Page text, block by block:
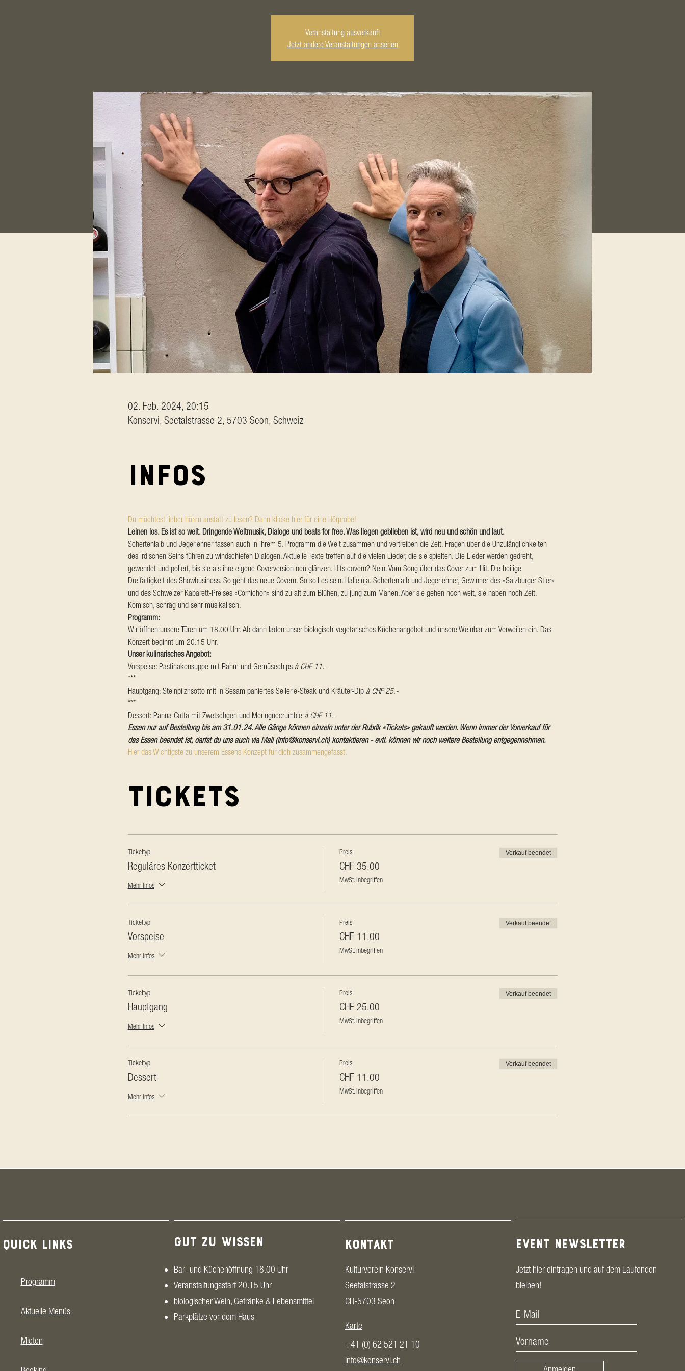
Veranstaltung ausverkauft
Jetzt andere Veranstaltungen ansehen
02. Feb. 2024, 20:15
Konservi, Seetalstrasse 2, 5703 Seon, Schweiz
Infos
Du möchtest lieber hören anstatt zu lesen? Dann klicke hier für eine Hörprobe!
Leinen los. Es ist so weit. Dringende Weltmusik, Dialoge und beats for free. Was liegen geblieben ist, wird neu und schön und laut.
Schertenlaib und Jegerlehner fassen auch in ihrem 5. Programm die Welt zusammen und vertreiben die Zeit. Fragen über die Unzulänglichkeiten
des irdischen Seins führen zu windschiefen Dialogen. Aktuelle Texte treffen auf die vielen Lieder, die sie spielten. Die Lieder werden gedreht,
gewendet und poliert, bis sie als ihre eigene Coverversion neu glänzen. Hits covern? Nein. Vom Song über das Cover zum Hit. Die heilige
Dreifaltigkeit des Showbusiness. So geht das neue Covern. So soll es sein. Halleluja. Schertenlaib und Jegerlehner, Gewinner des «Salzburger Stier»
und des Schweizer Kabarett-Preises «Cornichon» sind zu alt zum Blühen, zu jung zum Mähen. Aber sie gehen noch weit, sie haben noch Zeit.
Komisch, schräg und sehr musikalisch.
Programm:
Wir öffnen unsere Türen um 18.00 Uhr. Ab dann laden unser biologisch-vegetarisches Küchenangebot und unsere Weinbar zum Verweilen ein. Das
Konzert beginnt um 20.15 Uhr.
Unser kulinarisches Angebot:
Vorspeise: Pastinakensuppe mit Rahm und Gemüsechips à CHF 11.-
***
Hauptgang: Steinpilzrisotto mit in Sesam paniertes Sellerie-Steak und Kräuter-Dip à CHF 25.-
***
Dessert: Panna Cotta mit Zwetschgen und Meringuecrumble à CHF 11.-
Essen nur auf Bestellung bis am 31.01.24. Alle Gänge können einzeln unter der Rubrik «Tickets» gekauft werden. Wenn immer der Vorverkauf für
das Essen beendet ist, darfst du uns auch via Mail (info@konservi.ch) kontaktieren - evtl. können wir noch weitere Bestellung entgegennehmen.
Hier das Wichtigste zu unserem Essens Konzept für dich zusammengefasst.
Tickets
Tickettyp
Reguläres Konzertticket
Mehr Infos
Preis
CHF 35.00
MwSt. inbegriffen
Verkauf beendet
Tickettyp
Vorspeise
Mehr Infos
Preis
CHF 11.00
MwSt. inbegriffen
Verkauf beendet
Tickettyp
Hauptgang
Mehr Infos
Preis
CHF 25.00
MwSt. inbegriffen
Verkauf beendet
Tickettyp
Dessert
Mehr Infos
Preis
CHF 11.00
MwSt. inbegriffen
Verkauf beendet
QUICK LINKS
Programm
Aktuelle Menüs
Mieten
GUT ZU WISSEN
Bar- und Küchenöffnung 18.00 Uhr
Veranstaltungsstart 20.15 Uhr
biologischer Wein, Getränke & Lebensmittel
Parkplätze vor dem Haus
KONTAKT
Kulturverein Konservi
Seetalstrasse 2
CH-5703 Seon
Karte
+41 (0) 62 521 21 10
info@konservi.ch
EVENT NEWSLETTER
Jetzt hier eintragen und auf dem Laufenden
bleiben!